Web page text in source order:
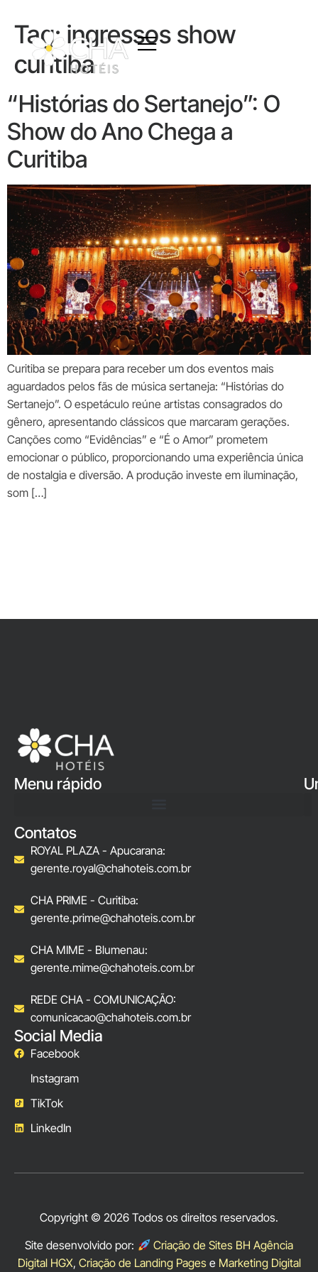
Tag:ingressos show
curitiba
“Histórias do Sertanejo”: O
Show do Ano Chega a
Curitiba
Curitiba se prepara para receber um dos eventos mais
aguardados pelos fãs de música sertaneja: “Histórias do
Sertanejo”. O espetáculo reúne artistas consagrados do
gênero, apresentando clássicos que marcaram gerações.
Canções como “Evidências” e “É o Amor” prometem
emocionar o público, proporcionando uma experiência única
de nostalgia e diversão. A produção investe em iluminação,
som […]
Menu rápido
Contatos
ROYAL PLAZA - Apucarana:
gerente.royal@chahoteis.com.br
CHA PRIME - Curitiba:
gerente.prime@chahoteis.com.br
CHA MIME - Blumenau:
gerente.mime@chahoteis.com.br
REDE CHA - COMUNICAÇÃO:
comunicacao@chahoteis.com.br
Social Media
Facebook
Instagram
TikTok
LinkedIn
Copyright © 2026 Todos os direitos reservados.
Site desenvolvido por:
Criação de Sites BH Agência
Digital HGX, Criação de Landing Pagese Marketing Digital